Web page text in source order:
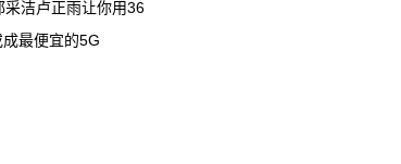
采洁卢正雨让你用36
最便宜的5G